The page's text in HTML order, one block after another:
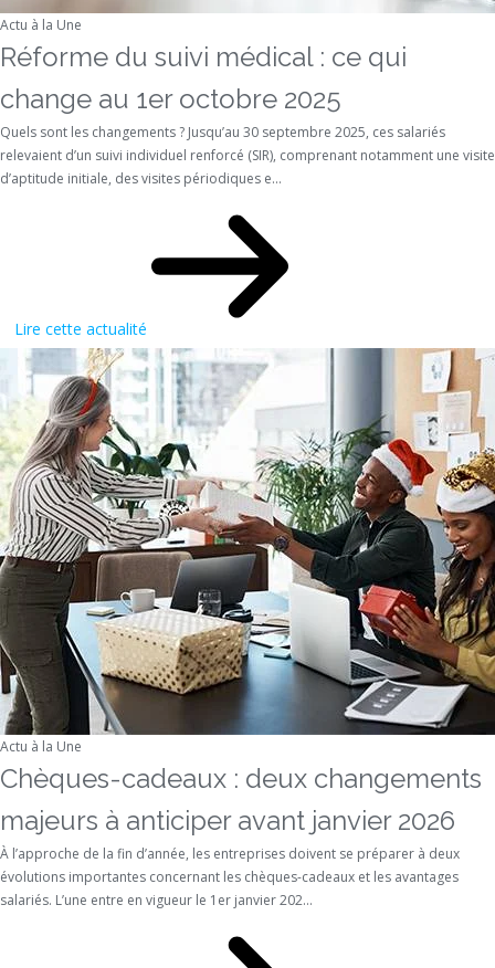
Actu à la Une
Réforme du suivi médical : ce qui
change au 1er octobre 2025
Quels sont les changements ? Jusqu’au 30 septembre 2025, ces salariés
relevaient d’un suivi individuel renforcé (SIR), comprenant notamment une visite
d’aptitude initiale, des visites périodiques e...
Lire cette actualité
Actu à la Une
Chèques-cadeaux : deux changements
majeurs à anticiper avant janvier 2026
À l’approche de la fin d’année, les entreprises doivent se préparer à deux
évolutions importantes concernant les chèques-cadeaux et les avantages
salariés. L’une entre en vigueur le 1er janvier 202...